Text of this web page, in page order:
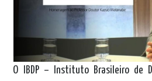
O IBDP – Instituto Brasileiro de